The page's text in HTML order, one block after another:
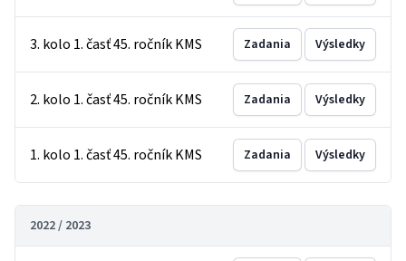
3. kolo 1. časť 45. ročník KMS Zadania Výsledky
2. kolo 1. časť 45. ročník KMS Zadania Výsledky
1. kolo 1. časť 45. ročník KMS Zadania Výsledky
2022 / 2023